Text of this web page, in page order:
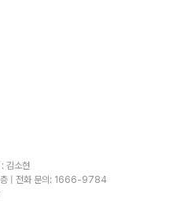
김소현
| 전화 문의: 1666-9784